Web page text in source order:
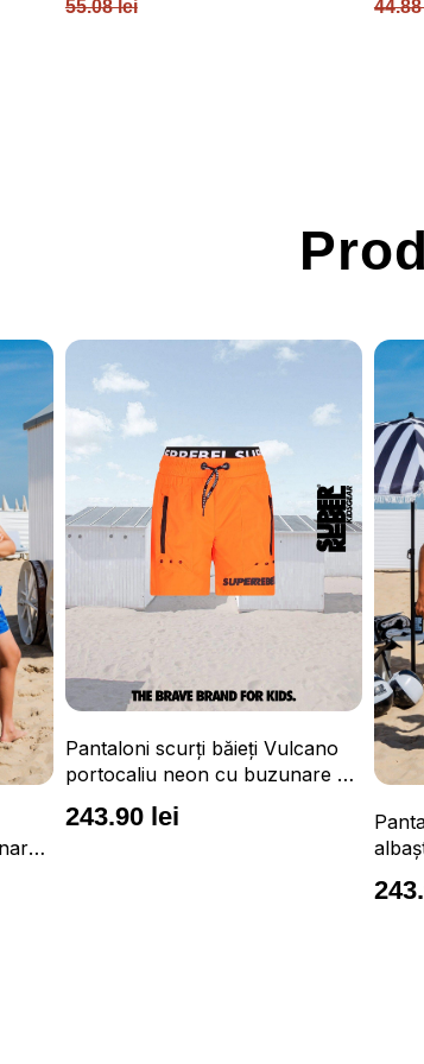
55.08 lei
scurți băieți Vulcano
neon cu buzunare cu
lei
Pantaloni scurți
albaștri cu
fermoar,
243.90 lei